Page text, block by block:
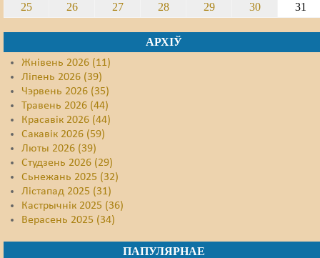
25
26 27 28 29 30 31
АРХІЎ
Жнівень 2026 (11)
Ліпень 2026 (39)
Чэрвень 2026 (35)
Травень 2026 (44)
Красавік 2026 (44)
Сакавік 2026 (59)
Люты 2026 (39)
Студзень 2026 (29)
Сьнежань 2025 (32)
Лістапад 2025 (31)
Кастрычнік 2025 (36)
Верасень 2025 (34)
ПАПУЛЯРНАЕ
Экалёгія
Сацыяльныя правы